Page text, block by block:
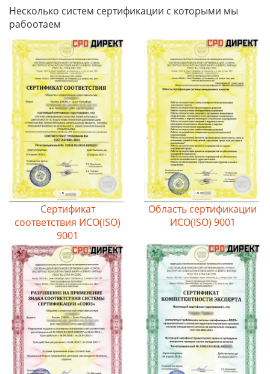
Несколько систем сертификации с которыми мы
рабоотаем
Сертификат
соответствия ИСО(ISO)
9001
Область сертификации
ИСО(ISO) 9001